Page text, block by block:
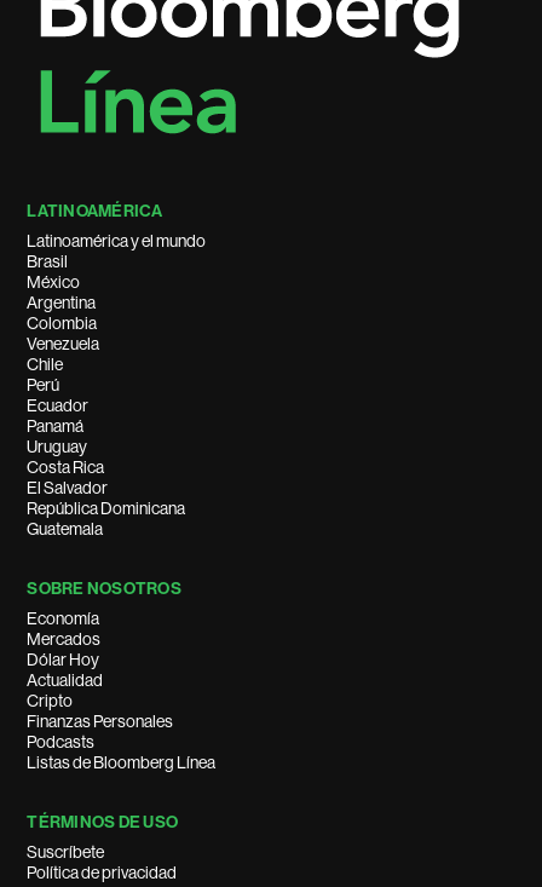
LATINOAMÉRICA
Latinoamérica y el mundo
Brasil
México
Argentina
Colombia
Venezuela
Chile
Perú
Ecuador
Panamá
Uruguay
Costa Rica
El Salvador
República Dominicana
Guatemala
SOBRE NOSOTROS
Economía
Mercados
Dólar Hoy
Actualidad
Cripto
Finanzas Personales
Podcasts
Listas de Bloomberg Línea
TÉRMINOS DE USO
Suscríbete
Política de privacidad